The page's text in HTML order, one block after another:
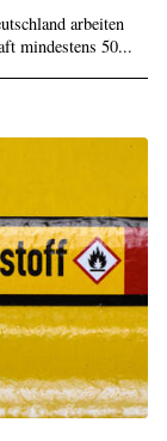
arbeiten
mindestens 50...